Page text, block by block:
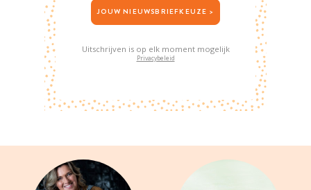
JOUW NIEUWSBRIEFKEUZE >
Uitschrijven is op elk moment mogelijk
Privacybeleid